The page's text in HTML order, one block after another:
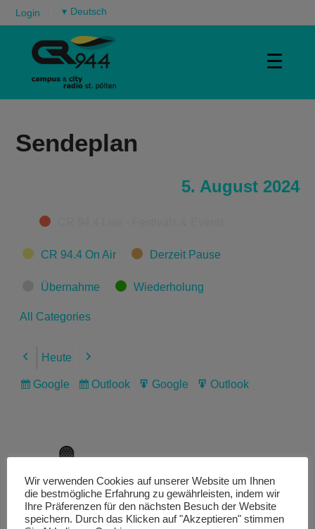
Login ▾
☰
Sendeplan
5. August 2024
Categories
CR 94.4 On Air Derzeit Pause
Übernahme Wiederholung
All Categories
Previous
Heute Next
Subscribe
Google
Subscribe
Outlook
Export
Google
Export
Outlook
Livestream
Wir verwenden Cookies auf unserer Website um Ihnen
die bestmögliche Erfahrung zu gewährleisten, indem wir
Ihre Präferenzen für den nächsten Besuch der Website
speichern. Durch das Klicken auf "Akzeptieren" stimmen